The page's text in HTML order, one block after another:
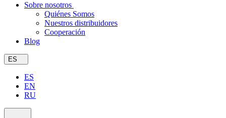
Sobre nosotros
Quiénes Somos
Nuestros distribuidores
Cooperación
Blog
ES
ES
EN
RU